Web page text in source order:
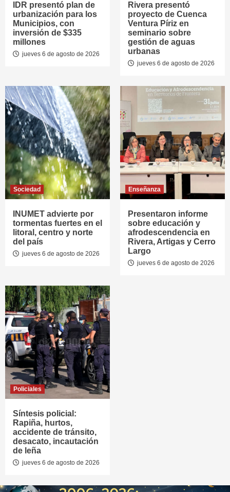
IDR presentó plan de
urbanización para los
Municipios, con
inversión de $335
millones
jueves 6 de agosto de 2026
Rivera presentó
proyecto de Cuenca
Ventura Píriz en
seminario sobre
gestión de aguas
urbanas
jueves 6 de agosto de 2026
Sociedad
INUMET advierte por
tormentas fuertes en el
litoral, centro y norte
del país
jueves 6 de agosto de 2026
Enseñanza
Presentaron informe
sobre educación y
afrodescendencia en
Rivera, Artigas y Cerro
Largo
jueves 6 de agosto de 2026
Policiales
Síntesis policial:
Rapiña, hurtos,
accidente de tránsito,
desacato, incautación
de leña
jueves 6 de agosto de 2026